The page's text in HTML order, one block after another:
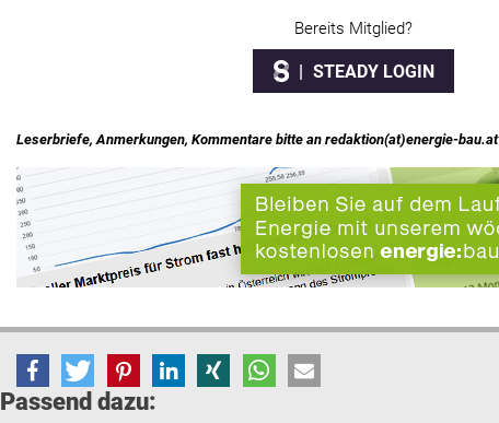
Bereits Mitglied?
STEADY LOGIN
Leserbriefe, Anmerkungen, Kommentare bitte an redaktion(at)energie-bau.at
Passend dazu: